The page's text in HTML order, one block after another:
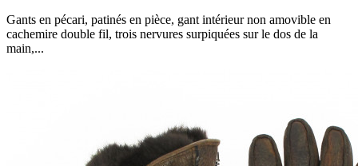
Gants en pécari, patinés en pièce, gant intérieur non amovible en
cachemire double fil, trois nervures surpiquées sur le dos de la
main,...